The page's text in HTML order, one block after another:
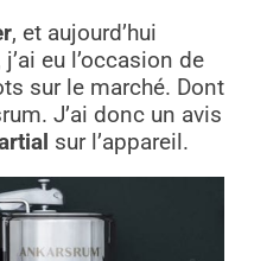
, et aujourd’hui
eu l’occasion de
sur le marché. Dont
J’ai donc un avis
sur l’appareil.